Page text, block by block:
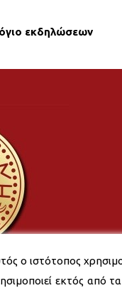
εκδηλώσεων
ο ιστότοπος
εκτός από